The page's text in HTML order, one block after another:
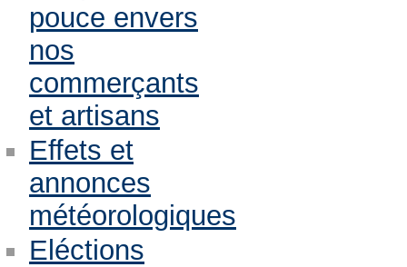
pouce envers
nos
commerçants
et artisans
Effets et
annonces
météorologiques
Eléctions